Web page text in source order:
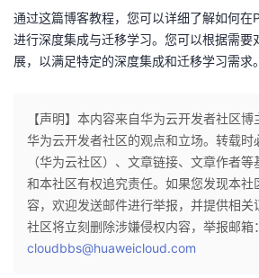
通过这篇博客教程，您可以详细了解如何
进行深度集成与迁移学习。您可以根据需要
展，以满足特定的深度集成和迁移学习需求。
【声明】本内容来自华为云开发者社区
华为云开发者社区的观点和立场。转载时
（华为云社区）、文章链接、文章作者
和本社区有权追究责任。如果您发现本社
容，欢迎发送邮件进行举报，并提供相关
社区将立刻删除涉嫌侵权内容，举报邮箱：
cloudbbs@huaweicloud.com